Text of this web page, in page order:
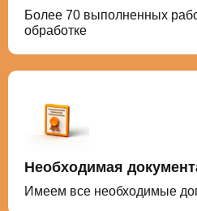
Более 70 выполненных
обработке
Необходимая
Имеем все необходимые